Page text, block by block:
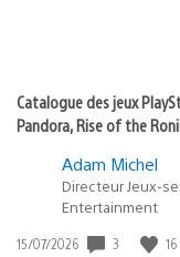
Catalogue des jeux
Pandora, Rise of the
Adam Michel
Directeur Jeux-
Entertainment
Date
15/07/2026 3 16